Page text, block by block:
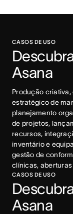
CASOS DE USO
Asana
Produção
estratégico de
planejamento
de projetos,
recursos,
inventário e
gestão de
clínicas,
CASOS DE USO
Asana